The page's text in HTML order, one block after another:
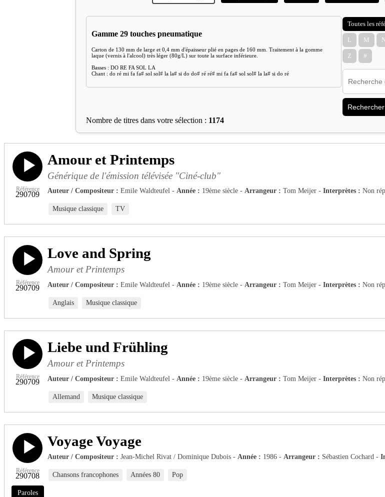
Gamme 29 touches pneumatique
Carton de 130 mm de large et 0,4 mm d'épaisseur plié en pages de 160 mm. Traitement à la gomme
laque (vernis à l'alcool) très léger (80g/L) sur toute la surface inférieure.
Basses : DO RE FA SOL LA
Chant : do ré mi fa fa# sol sol# la la# si do do# ré ré# mi fa fa# sol sol# la la# si do ré
Toutes les
L M N
Z #
Rechercher
Nombre de titres dans votre sélection : 1174
Référence
290709
Amour et Printemps
Générique de l'émission télévisée "Ciné-club"
Auteur / Compositeur : Emile Waldteufel - Année : 19ème siècle - Arrangeur : Tom Meijer - Interprètes : Non
Musique classique TV
Référence
290709
Love and Spring
Amour et Printemps
Auteur / Compositeur : Emile Waldteufel - Année : 19ème siècle - Arrangeur : Tom Meijer - Interprètes : Non
Anglais Musique classique
Référence
290709
Liebe und Frühling
Amour et Printemps
Auteur / Compositeur : Emile Waldteufel - Année : 19ème siècle - Arrangeur : Tom Meijer - Interprètes : Non
Allemand Musique classique
Référence
290708
Paroles
Voyage Voyage
Auteur / Compositeur : Jean-Michel Rivat / Dominique Dubois - Année : 1986 - Arrangeur : Sébastien Cochard -
Chansons francophones Années 80 Pop